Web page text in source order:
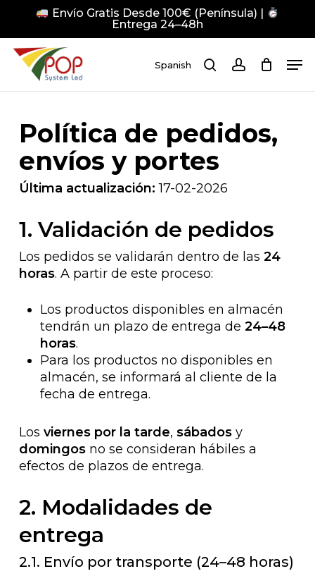
main
content
Envío Gratis Desde 100€ (Península) |
Entrega 24–48h
Spanish searchaccount
Política de pedidos,
envíos y portes
Última actualización: 17-02-2026
1. Validación de pedidos
Los pedidos se validarán dentro de las 24
horas. A partir de este proceso:
Los productos disponibles en almacén
tendrán un plazo de entrega de 24–48
horas.
Para los productos no disponibles en
almacén, se informará al cliente de la
fecha de entrega.
Los viernes por la tarde, sábadosy
domingosno se consideran hábiles a
efectos de plazos de entrega.
2. Modalidades de
entrega
2.1. Envío por transporte (24–48 horas)
Close
Menu